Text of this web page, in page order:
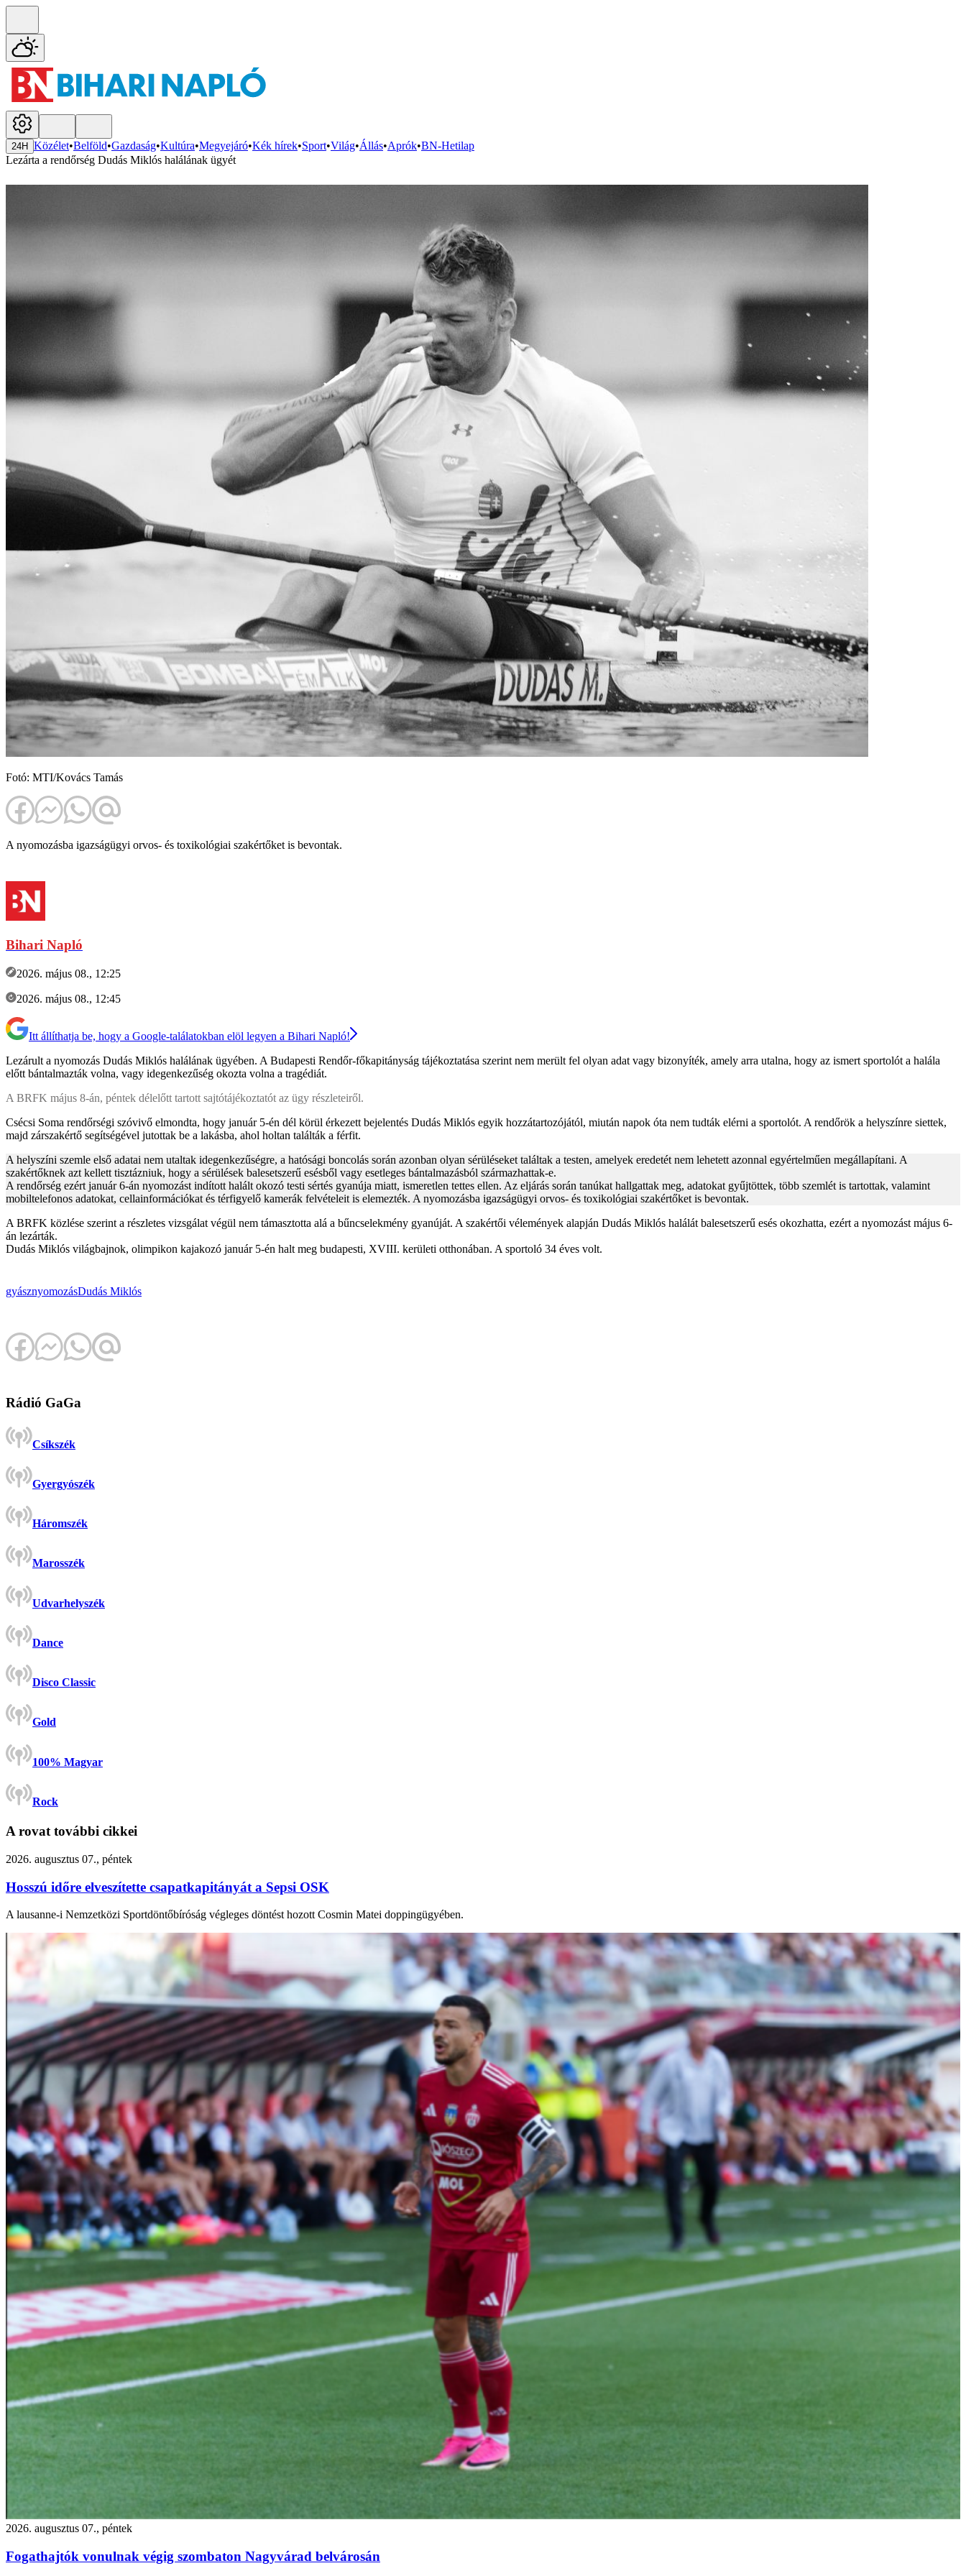
24H Közélet•Belföld•Gazdaság•Kultúra•Megyejáró•Kék hírek•Sport•Világ•Állás•Aprók•BN-Hetilap
Lezárta a rendőrség Dudás Miklós halálának ügyét
Fotó: MTI/Kovács Tamás
A nyomozásba igazságügyi orvos- és toxikológiai szakértőket is bevontak.
Bihari Napló
2026. május 08., 12:25
2026. május 08., 12:45
Itt állíthatja be, hogy a Google-találatokban elöl legyen a Bihari Napló!
Lezárult a nyomozás Dudás Miklós halálának ügyében. A Budapesti Rendőr-főkapitányság tájékoztatása szerint nem merült fel olyan adat vagy bizonyíték, amely arra utalna, hogy az ismert sportolót a halála
előtt bántalmazták volna, vagy idegenkezűség okozta volna a tragédiát.
A BRFK május 8-án, péntek délelőtt tartott sajtótájékoztatót az ügy részleteiről.
Csécsi Soma rendőrségi szóvivő elmondta, hogy január 5-én dél körül érkezett bejelentés Dudás Miklós egyik hozzátartozójától, miután napok óta nem tudták elérni a sportolót. A rendőrök a helyszínre siettek,
majd zárszakértő segítségével jutottak be a lakásba, ahol holtan találták a férfit.
A helyszíni szemle első adatai nem utaltak idegenkezűségre, a hatósági boncolás során azonban olyan sérüléseket találtak a testen, amelyek eredetét nem lehetett azonnal egyértelműen megállapítani. A
szakértőknek azt kellett tisztázniuk, hogy a sérülések balesetszerű esésből vagy esetleges bántalmazásból származhattak-e.
A rendőrség ezért január 6-án nyomozást indított halált okozó testi sértés gyanúja miatt, ismeretlen tettes ellen. Az eljárás során tanúkat hallgattak meg, adatokat gyűjtöttek, több szemlét is tartottak, valamint
mobiltelefonos adatokat, cellainformációkat és térfigyelő kamerák felvételeit is elemezték. A nyomozásba igazságügyi orvos- és toxikológiai szakértőket is bevontak.
A BRFK közlése szerint a részletes vizsgálat végül nem támasztotta alá a bűncselekmény gyanúját. A szakértői vélemények alapján Dudás Miklós halálát balesetszerű esés okozhatta, ezért a nyomozást május 6-
án lezárták.
Dudás Miklós világbajnok, olimpikon kajakozó január 5-én halt meg budapesti, XVIII. kerületi otthonában. A sportoló 34 éves volt.
gyásznyomozásDudás Miklós
Rádió GaGa
Csíkszék
Gyergyószék
Háromszék
Marosszék
Udvarhelyszék
Dance
Disco Classic
Gold
100% Magyar
Rock
A rovat további cikkei
2026. augusztus 07., péntek
Hosszú időre elveszítette csapatkapitányát a Sepsi OSK
A lausanne-i Nemzetközi Sportdöntőbíróság végleges döntést hozott Cosmin Matei doppingügyében.
2026. augusztus 07., péntek
Fogathajtók vonulnak végig szombaton Nagyvárad belvárosán